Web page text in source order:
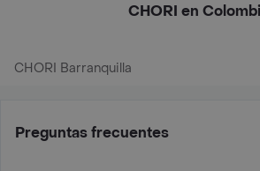
CHORI en
CHORI Barranquilla
Preguntas frecuentes